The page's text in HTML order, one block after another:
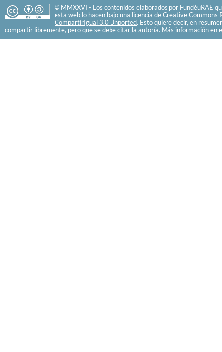
© MMXXVI - Los contenidos elaborados por FundéuRAE
esta web lo hacen bajo una licencia de Creative Commons
CompartirIgual 3.0 Unported. Esto quiere decir, en
compartir libremente, pero que se debe citar la autoría. Más información en